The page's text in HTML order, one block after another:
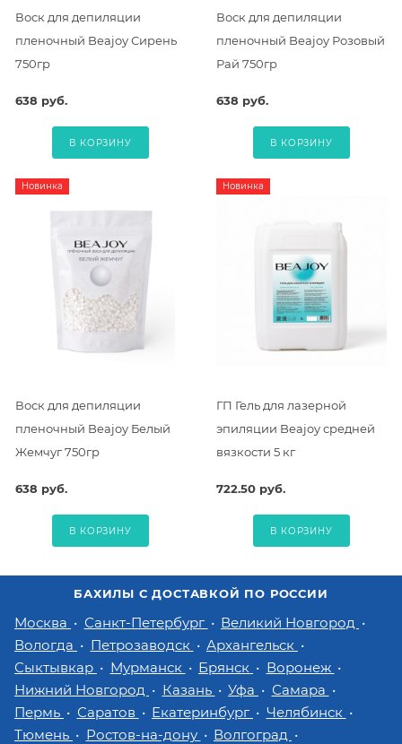
Воск для депиляции
пленочный Beajoy Сирень
750гр
638 руб.
В КОРЗИНУ
Воск для депиляции
пленочный Beajoy Розовый
Рай 750гр
638 руб.
В КОРЗИНУ
Новинка
Воск для депиляции
пленочный Beajoy Белый
Жемчуг 750гр
638 руб.
В КОРЗИНУ
Новинка
ГП Гель для лазерной
эпиляции Beajoy средней
вязкости 5 кг
722.50 руб.
В КОРЗИНУ
БАХИЛЫ С ДОСТАВКОЙ ПО РОССИИ
Москва Санкт-Петербург
Великий Новгород
Вологда
Петрозаводск
Архангельск
Сыктывкар
Мурманск Брянск
Воронеж
Нижний Новгород
Казань Уфа
Самара
Пермь
Саратов Екатеринбург
Челябинск
Тюмень
Ростов-на-дону
Волгоград